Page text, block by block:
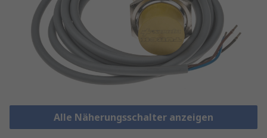
Alle Näherungsschalter anzeigen